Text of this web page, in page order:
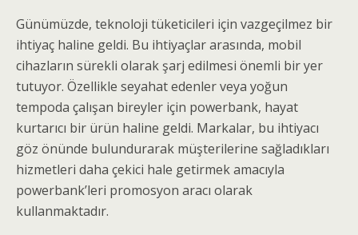
Günümüzde, teknoloji tüketicileri için vazgeçilmez bir
ihtiyaç haline geldi. Bu ihtiyaçlar arasında, mobil
cihazların sürekli olarak şarj edilmesi önemli bir yer
tutuyor. Özellikle seyahat edenler veya yoğun
tempoda çalışan bireyler için powerbank, hayat
kurtarıcı bir ürün haline geldi. Markalar, bu ihtiyacı
göz önünde bulundurarak müşterilerine sağladıkları
hizmetleri daha çekici hale getirmek amacıyla
powerbank’leri promosyon aracı olarak
kullanmaktadır.